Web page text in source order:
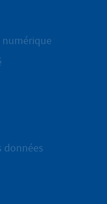
données